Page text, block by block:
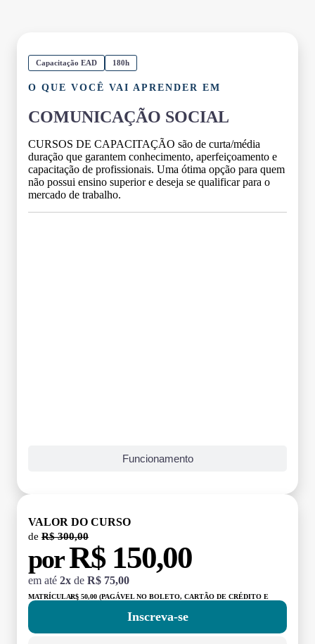
Capacitação EAD 180h
O QUE VOCÊ VAI APRENDER EM
COMUNICAÇÃO SOCIAL
CURSOS DE CAPACITAÇÃO são de curta/média
duração que garantem conhecimento, aperfeiçoamento e
capacitação de profissionais. Uma ótima opção para quem
não possui ensino superior e deseja se qualificar para o
mercado de trabalho.
Funcionamento
VALOR DO CURSO
de R$ 300,00
porR$ 150,00
em até 2x de R$ 75,00
MATRÍCULA:R$ 50,00 (PAGÁVEL NO BOLETO, CARTÃO DE CRÉDITO E
Inscreva-se